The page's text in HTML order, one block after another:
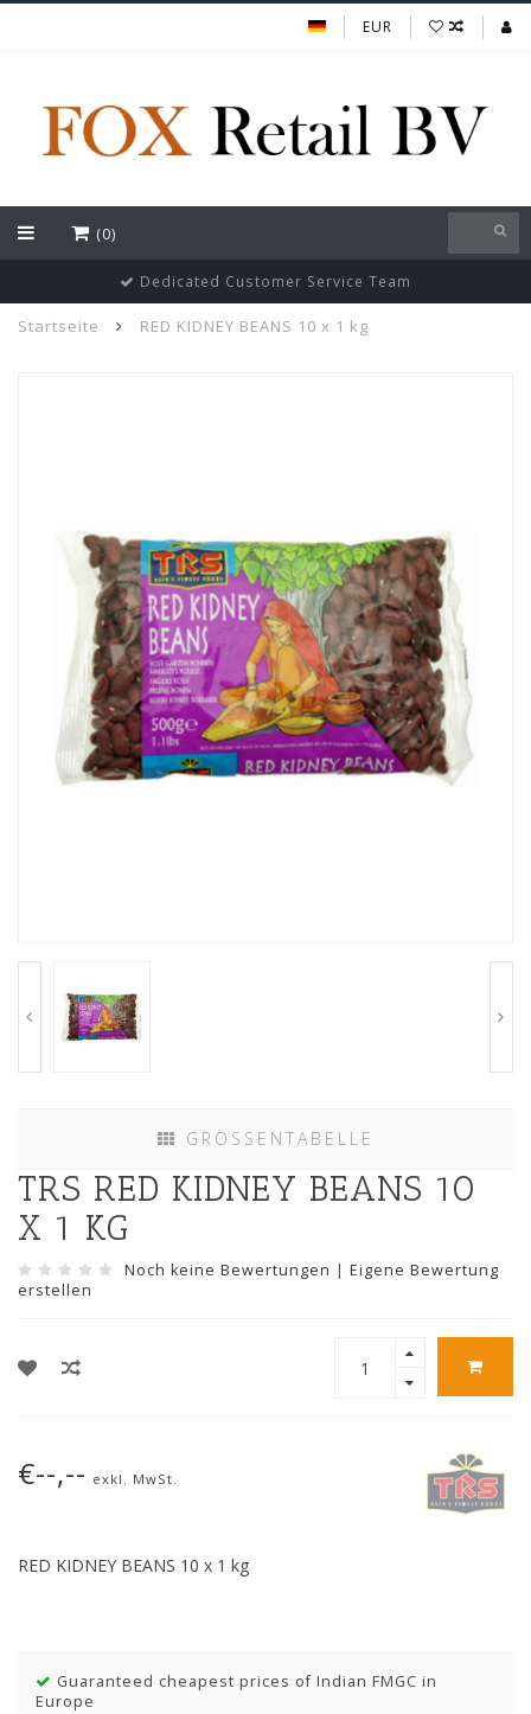
EUR
(0)
Dedicated Customer Service Team
Startseite RED KIDNEY BEANS 10 x 1 kg
GRÖSSENTABELLE
TRS RED KIDNEY BEANS 10
X 1 KG
Noch keine Bewertungen | Eigene Bewertung
erstellen
€--,-- exkl. MwSt.
RED KIDNEY BEANS 10 x 1 kg
Guaranteed cheapest prices of Indian FMGC in
Europe